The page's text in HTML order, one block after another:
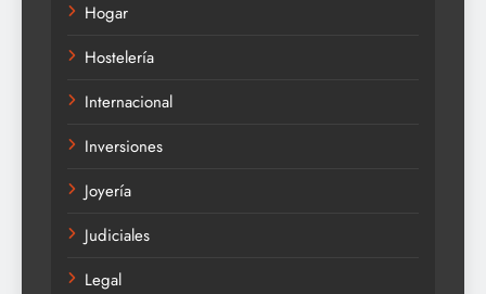
Hogar
Hostelería
Internacional
Inversiones
Joyería
Judiciales
Legal